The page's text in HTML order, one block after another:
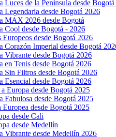
Luces de la Península desde
Legendaria desde Bogotá 2026
MAX 2026 desde Bogotá
Cool desde Bogotá - 2026
Europeos desde Bogotá 2026
Corazón Imperial desde Bogotá
Vibrante desde Bogotá 2026
en Tenis desde Bogotá 2026
Sin Filtros desde Bogotá 2026
Esencial desde Bogotá 2026
Europa desde Bogotá 2025
Fabulosa desde Bogotá 2025
Europea desde Bogotá 2025
desde Cali
desde Medellín
Vibrante desde Medellín 2026